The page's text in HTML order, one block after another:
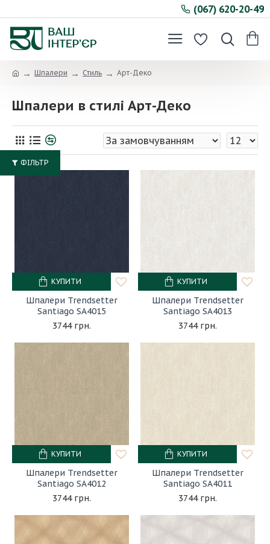
(067) 620-20-49
Шпалери Стиль Арт-Деко
Шпалери в стилі Арт-Деко
Шпалери Trendsetter
Santiago SA4015
3744 грн.
КУПИТИ
Шпалери Trendsetter
Santiago SA4013
3744 грн.
КУПИТИ
Шпалери Trendsetter
Santiago SA4012
3744 грн.
КУПИТИ
Шпалери Trendsetter
Santiago SA4011
3744 грн.
КУПИТИ
ФІЛЬТР